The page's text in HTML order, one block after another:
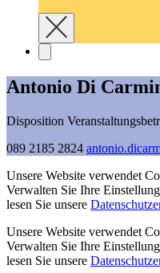
Antonio Di
Disposition
089 2185 2824
Unsere Website verwendet
Verwalten Sie Ihre
lesen Sie unsere
Unsere Website verwendet
Verwalten Sie Ihre
lesen Sie unsere